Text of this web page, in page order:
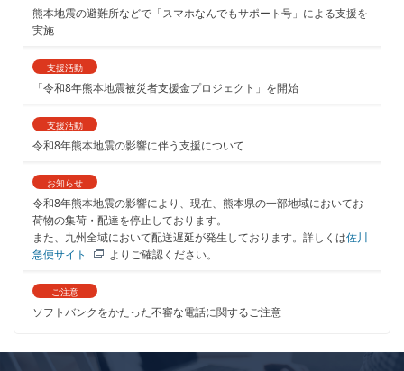
熊本地震の避難所などで「スマホなんでもサポート号」による支援を
実施
支援活動
「令和8年熊本地震被災者支援金プロジェクト」を開始
支援活動
令和8年熊本地震の影響に伴う支援について
お知らせ
令和8年熊本地震の影響により、現在、熊本県の一部地域においてお
荷物の集荷・配達を停止しております。
また、九州全域において配送遅延が発生しております。詳しくは佐川
急便サイト
よりご確認ください。
ご注意
ソフトバンクをかたった不審な電話に関するご注意